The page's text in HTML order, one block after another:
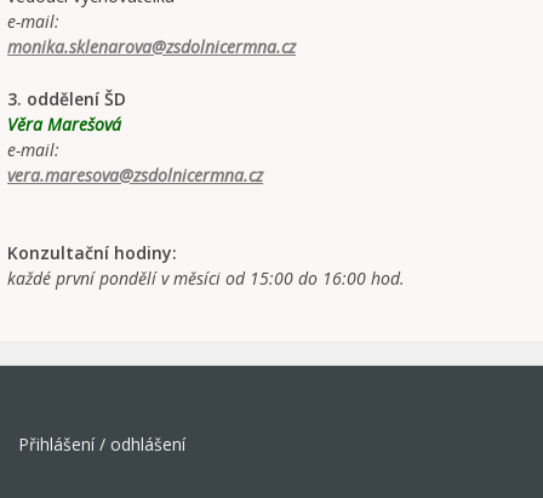
e-mail:
monika.sklenarova@zsdolnicermna.cz
3. oddělení ŠD
Věra Marešová
e-mail:
vera.maresova@zsdolnicermna.cz
Konzultační hodiny:
každé první pondělí v měsíci od 15:00 do 16:00 hod.
Přihlášení / odhlášení